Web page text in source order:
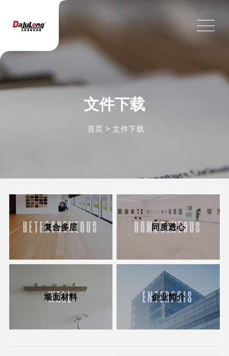
文件下载
首页 >文件下载
HETEROGENEOUS
复合多层 HOMOGENEOUS
同质透心
WALL
墙面材料 ENTERPRIS
企业简介